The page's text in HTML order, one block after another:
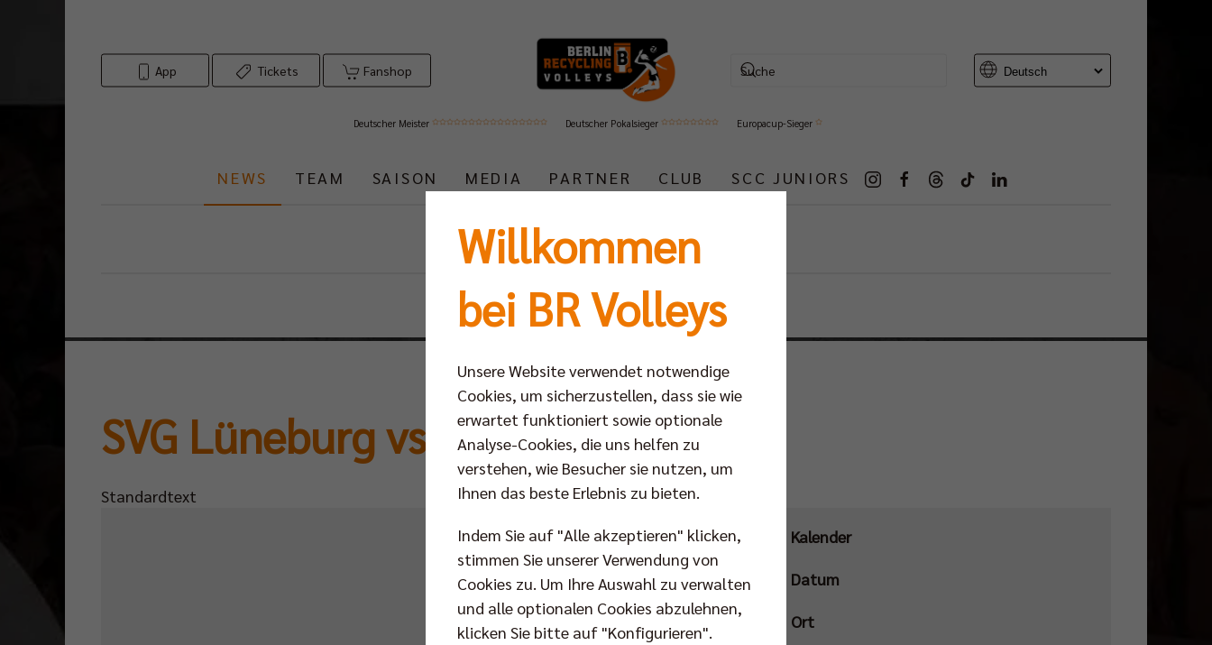
App Tickets Fanshop
Deutscher Meister Deutscher Pokalsieger Europacup-Sieger
NEWS TEAM SAISON MEDIA PARTNER CLUB SCC JUNIORS
Events
SVG Lüneburg vs. BR Volleys
Standardtext
Kalender
Datum
Ort
Willkommen
bei BR Volleys
Unsere Website verwendet notwendige
Cookies, um sicherzustellen, dass sie wie
erwartet funktioniert sowie optionale
Analyse-Cookies, die uns helfen zu
verstehen, wie Besucher sie nutzen, um
Ihnen das beste Erlebnis zu bieten.
Indem Sie auf "Alle akzeptieren" klicken,
stimmen Sie unserer Verwendung von
Cookies zu. Um Ihre Auswahl zu verwalten
und alle optionalen Cookies abzulehnen,
klicken Sie bitte auf "Konfigurieren".